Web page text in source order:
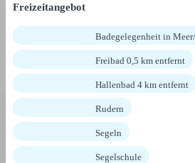
Freizeitangebot
Badegelegenheit in
Freibad 0,5 km entfernt
Hallenbad 4 km entfernt
Rudern
Segeln
Segelschule